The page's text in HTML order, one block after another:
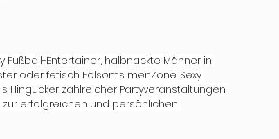
Entertainer, halbnackte Männer in
oder fetisch Folsoms menZone. Sexy
Hingucker zahlreicher Partyveranstaltungen.
erfolgreichen und persönlichen